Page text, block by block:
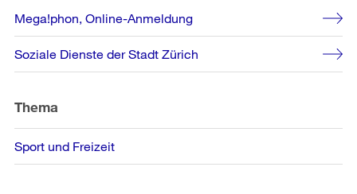
Weitere
Informationen
Mega!phon, Online-Anmeldung
Soziale Dienste der Stadt Zürich
Thema
Sport und Freizeit